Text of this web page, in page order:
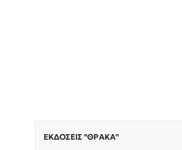
ΕΚΔΌΣΕΙΣ "ΘΡΆΚΑ"